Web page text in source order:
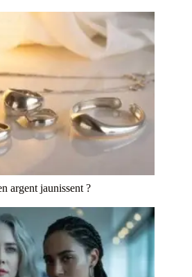
argent jaunissent ?